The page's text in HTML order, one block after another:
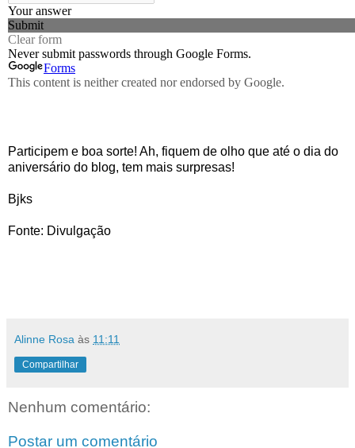
Participem e boa sorte! Ah, fiquem de olho que até o dia do
aniversário do blog, tem mais surpresas!
Bjks
Fonte: Divulgação
Alinne Rosa às 11:11
Compartilhar
Nenhum comentário:
Postar um comentário